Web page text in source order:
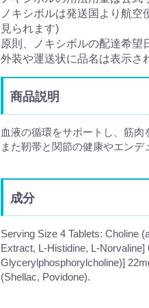
ノキシボルは発送国より航
見られます)
原則、ノキシボルの配達希望
外装や運送状に品名は表示さ
商品説明
血液の循環をサポートし、筋肉
また靭帯と関節の健康やエン
成分
Serving Size 4 Tablets: Choline
Extract, L-Histidine, L-
Glycerylphosphorylcholine)]
(Shellac, Povidone).